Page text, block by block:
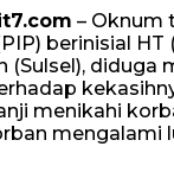
– Oknum
berinisial HT
(Sulsel), diduga
menikahi
mengalami